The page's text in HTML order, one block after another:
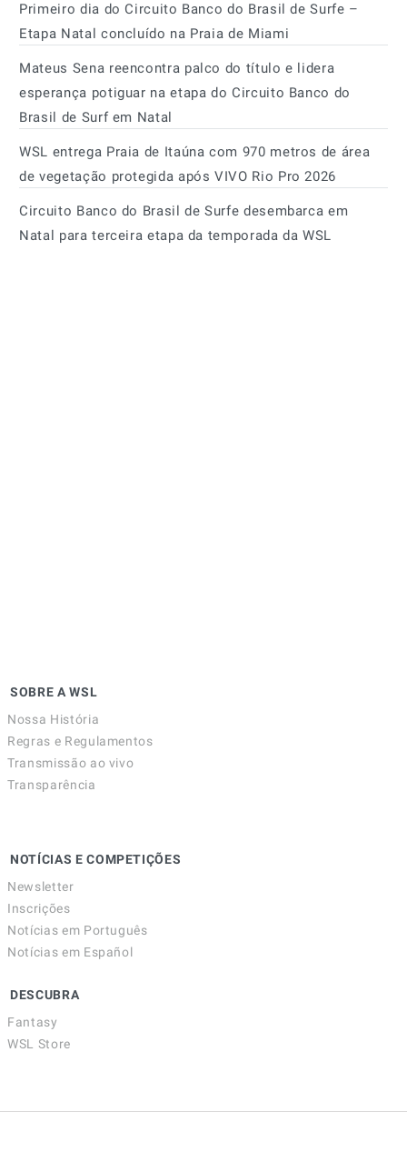
Primeiro dia do Circuito Banco do Brasil de Surfe –
Etapa Natal concluído na Praia de Miami
Mateus Sena reencontra palco do título e lidera
esperança potiguar na etapa do Circuito Banco do
Brasil de Surf em Natal
WSL entrega Praia de Itaúna com 970 metros de área
de vegetação protegida após VIVO Rio Pro 2026
Circuito Banco do Brasil de Surfe desembarca em
Natal para terceira etapa da temporada da WSL
SOBRE A WSL
Nossa História
Regras e Regulamentos
Transmissão ao vivo
Transparência
NOTÍCIAS E COMPETIÇÕES
Newsletter
Inscrições
Notícias em Português
Notícias em Español
DESCUBRA
Fantasy
WSL Store